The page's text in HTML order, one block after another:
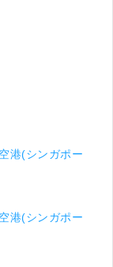
港(シンガポー
港(シンガポー